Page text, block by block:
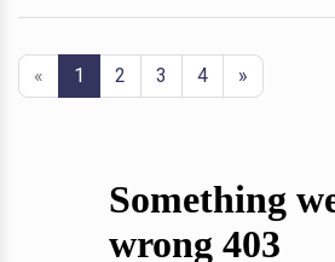
« 1 2 3 4 »